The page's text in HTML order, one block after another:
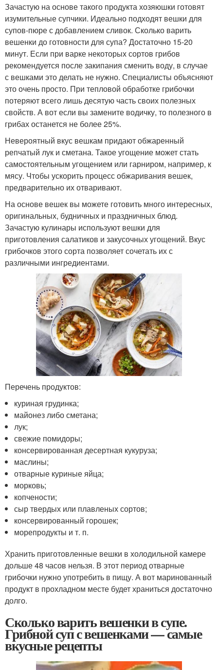
Зачастую на основе такого продукта хозяюшки готовят
изумительные супчики. Идеально подходят вешки для
супов-пюре с добавлением сливок. Сколько варить
вешенки до готовности для супа? Достаточно 15-20
минут. Если при варке некоторых сортов грибов
рекомендуется после закипания сменить воду, в случае
с вешками это делать не нужно. Специалисты объясняют
это очень просто. При тепловой обработке грибочки
потеряют всего лишь десятую часть своих полезных
свойств. А вот если вы замените водичку, то полезного в
грибах останется не более 25%.
Невероятный вкус вешкам придают обжаренный
репчатый лук и сметана. Такое угощение может стать
самостоятельным угощением или гарниром, например, к
мясу. Чтобы ускорить процесс обжаривания вешек,
предварительно их отваривают.
На основе вешек вы можете готовить много интересных,
оригинальных, будничных и праздничных блюд.
Зачастую кулинары используют вешки для
приготовления салатиков и закусочных угощений. Вкус
грибочков этого сорта позволяет сочетать их с
различными ингредиентами.
Перечень продуктов:
куриная грудинка;
майонез либо сметана;
лук;
свежие помидоры;
консервированная десертная кукуруза;
маслины;
отварные куриные яйца;
морковь;
копчености;
сыр твердых или плавленых сортов;
консервированный горошек;
морепродукты и т. п.
Хранить приготовленные вешки в холодильной камере
дольше 48 часов нельзя. В этот период отварные
грибочки нужно употребить в пищу. А вот маринованный
продукт в прохладном месте будет храниться достаточно
долго.
Сколько варить вешенки в супе.
Грибной суп с вешенками — самые
вкусные рецепты